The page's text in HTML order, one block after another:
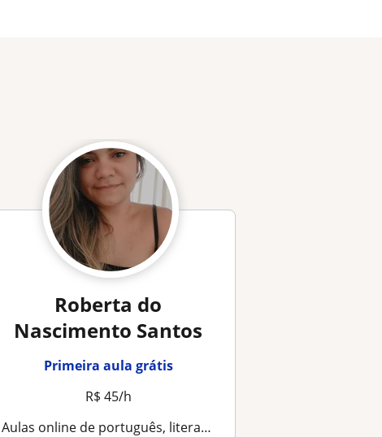
Roberta do
Nascimento Santos
Primeira aula grátis
R$ 45/h
Aulas online de português, literatura e redação online